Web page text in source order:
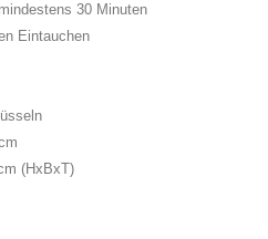
30 Minuten
Eintauchen
(HxBxT)